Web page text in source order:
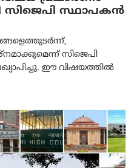
സിജെപി സ്ഥാപകന്‍
സിജെപി
ഈ വിഷയത്തിൽ